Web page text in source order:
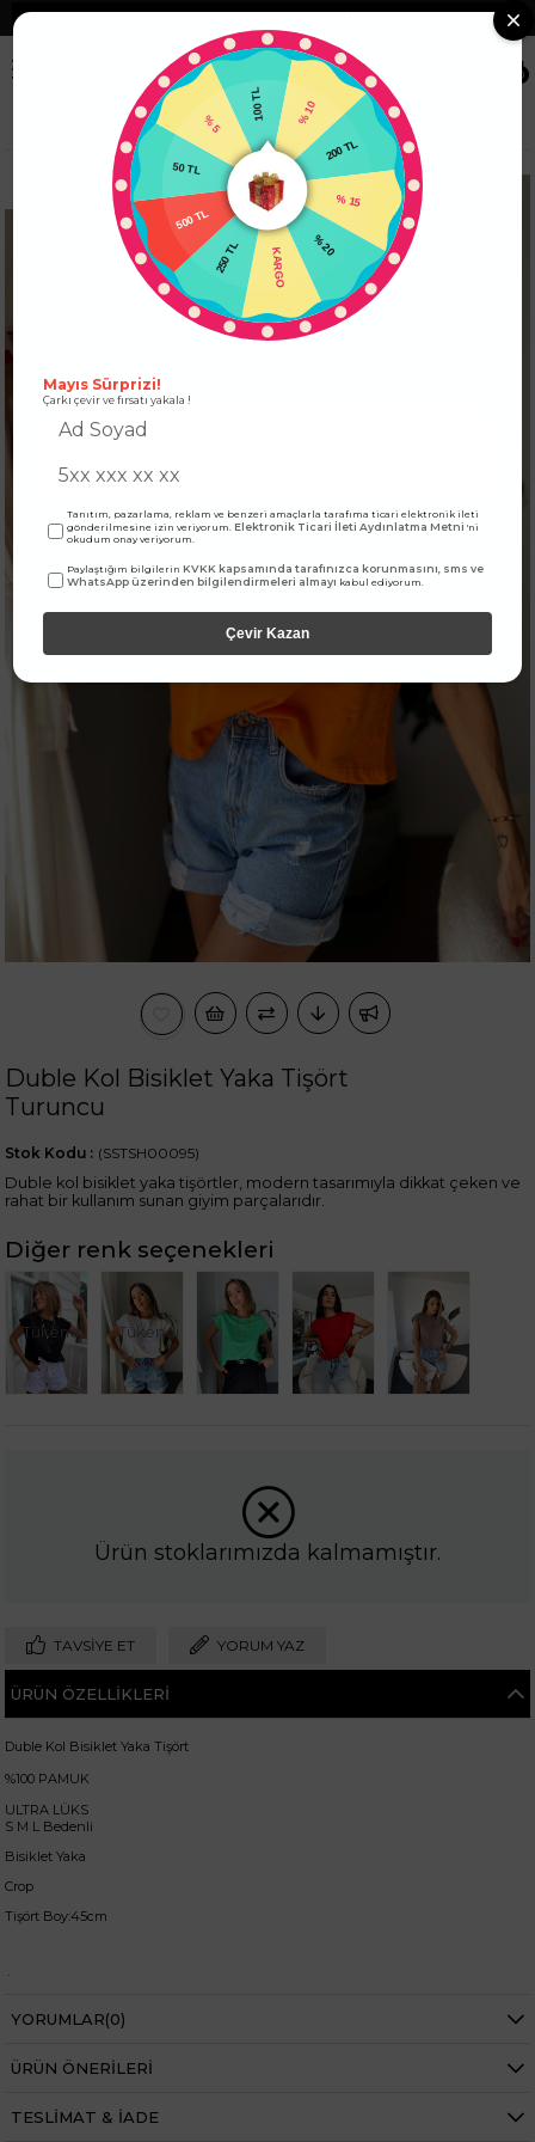
❯
0
ÜST GİYİM TİŞORT Duble Kol Bisiklet Yaka Tişört Turuncu
Duble Kol Bisiklet Yaka Tişört
Turuncu
(SSTSH00095)
Stok Kodu
Duble kol bisiklet yaka tişörtler, modern tasarımıyla dikkat çeken ve
rahat bir kullanım sunan giyim parçalarıdır.
Diğer renk seçenekleri
Tükendi Tükendi
Ürün stoklarımızda kalmamıştır.
TAVSIYE ET YORUM YAZ
ÜRÜN ÖZELLIKLERI
Duble Kol Bisiklet Yaka Tişört
%100 PAMUK
ULTRA LÜKS
S M L Bedenli
Bisiklet Yaka
Crop
Tişört Boy:45cm
+
Mankenimiz S beden giymiştir
Bel 66 cm
Baldır 54 cm
Basen 94 cm
YORUMLAR(0)
ÜRÜN ÖNERILERI
TESLIMAT & İADE
100 TL
% 10
% 15
% 20
KARGO
250 TL
500 TL
50 TL
% 5
Mayıs Sürprizi!
Çarkı çevir ve fırsatı yakala !
Tanıtım, pazarlama, reklam ve benzeri amaçlarla tarafıma ticari elektronik ileti
gönderilmesine izin veriyorum.Elektronik Ticari İleti Aydınlatma Metni 'ni
okudum onay veriyorum.
Paylaştığım bilgilerinKVKK kapsamında tarafınızca korunmasını, sms ve
WhatsApp üzerinden bilgilendirmeleri almayı kabul ediyorum.
Çevir Kazan